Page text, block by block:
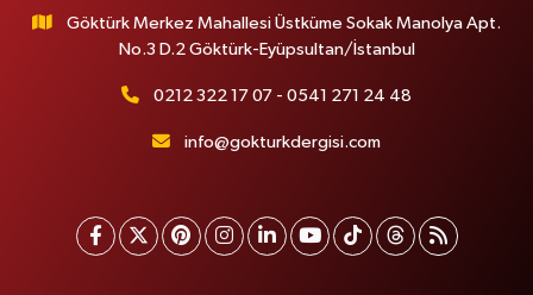
Göktürk Merkez Mahallesi Üstküme Sokak Manolya Apt.
No.3 D.2 Göktürk-Eyüpsultan/İstanbul
0212 322 17 07 - 0541 271 24 48
info@gokturkdergisi.com